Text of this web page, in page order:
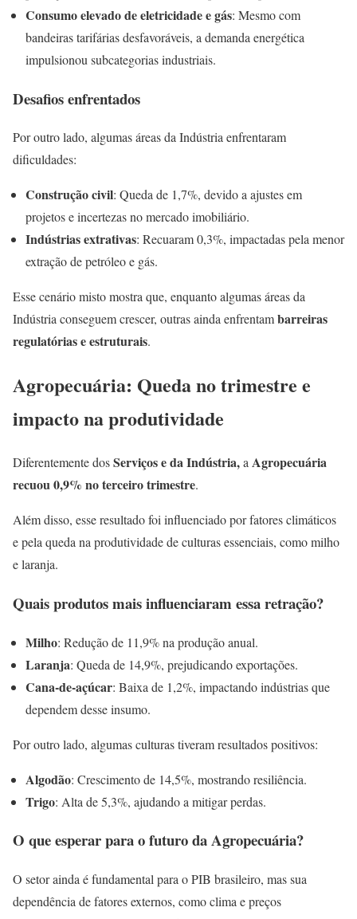
Consumo elevado de eletricidade e gás: Mesmo com
bandeiras tarifárias desfavoráveis, a demanda energética
impulsionou subcategorias industriais.
Desafios enfrentados
Por outro lado, algumas áreas da Indústria enfrentaram
dificuldades:
Construção civil: Queda de 1,7%, devido a ajustes em
projetos e incertezas no mercado imobiliário.
Indústrias extrativas: Recuaram 0,3%, impactadas pela menor
extração de petróleo e gás.
Esse cenário misto mostra que, enquanto algumas áreas da
Indústria conseguem crescer, outras ainda enfrentambarreiras
regulatórias e estruturais.
Agropecuária: Queda no trimestre e
impacto na produtividade
Diferentemente dosServiços e da Indústria,aAgropecuária
recuou 0,9% no terceiro trimestre.
Além disso, esse resultado foi influenciado por fatores climáticos
e pela queda na produtividade de culturas essenciais, como milho
e laranja.
Quais produtos mais influenciaram essa retração?
Milho: Redução de 11,9% na produção anual.
Laranja: Queda de 14,9%, prejudicando exportações.
Cana-de-açúcar: Baixa de 1,2%, impactando indústrias que
dependem desse insumo.
Por outro lado, algumas culturas tiveram resultados positivos:
Algodão: Crescimento de 14,5%, mostrando resiliência.
Trigo: Alta de 5,3%, ajudando a mitigar perdas.
O que esperar para o futuro da Agropecuária?
O setor ainda é fundamental para o PIB brasileiro, mas sua
dependência de fatores externos, como clima e preços